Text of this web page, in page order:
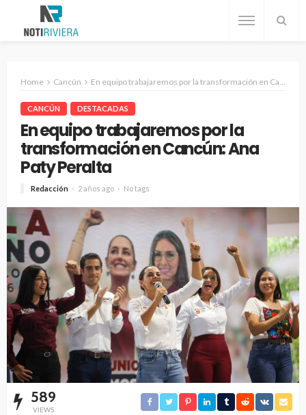
Home Cancún En equipo trabajaremos por la transformación en Cancún: Ana Paty Peralta
CANCÚN DESTACADAS
En equipo trabajaremos por la
transformación en Cancún: Ana
Paty Peralta
Redacción 2 años ago No tags
589
VIEWS